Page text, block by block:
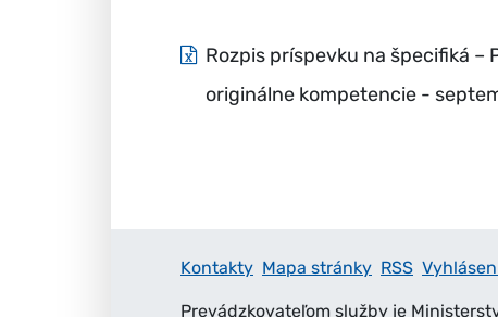
Rozpis príspevku na špecifiká
originálne kompetencie -
Kontakty Mapa stránky RSS
Prevádzkovateľom služby je